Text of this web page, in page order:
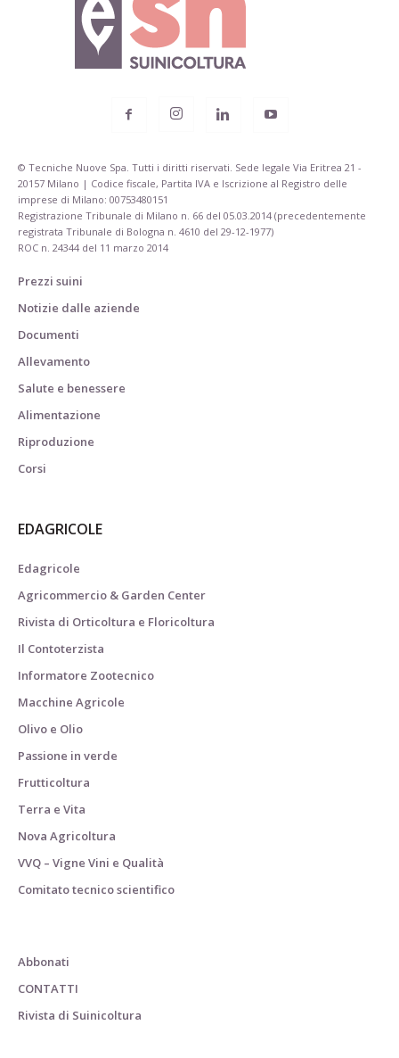
© Tecniche Nuove Spa. Tutti i diritti riservati. Sede legale Via Eritrea 21 -
20157 Milano | Codice fiscale, Partita IVA e Iscrizione al Registro delle
imprese di Milano: 00753480151
Registrazione Tribunale di Milano n. 66 del 05.03.2014 (precedentemente
registrata Tribunale di Bologna n. 4610 del 29-12-1977)
ROC n. 24344 del 11 marzo 2014
Prezzi suini
Notizie dalle aziende
Documenti
Allevamento
Salute e benessere
Alimentazione
Riproduzione
Corsi
EDAGRICOLE
Edagricole
Agricommercio & Garden Center
Rivista di Orticoltura e Floricoltura
Il Contoterzista
Informatore Zootecnico
Macchine Agricole
Olivo e Olio
Passione in verde
Frutticoltura
Terra e Vita
Nova Agricoltura
VVQ – Vigne Vini e Qualità
Comitato tecnico scientifico
Abbonati
CONTATTI
Rivista di Suinicoltura